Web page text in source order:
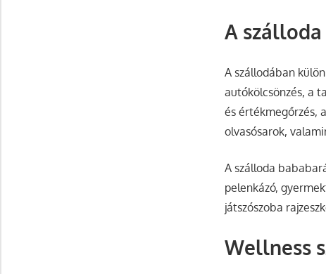
A
A szállodában
autókölcsönzés, a
és értékmegőrzés,
olvasósarok,
A szálloda
pelenkázó,
játszószoba
Wellness